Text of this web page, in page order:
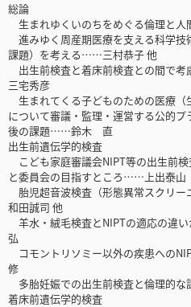
総論
生まれゆくいのちをめぐる倫理と
進みゆく周産期医療を支える科学技
課題）を考える……三村恭子 他
出生前検査と着床前検査との間で
三宅秀彦
生まれてくる子どものための医療（
について審議・監理・運営する公的
後の課題……鈴木 直
出生前遺伝学的検査
こども家庭審議会NIPT等の出生前
と委員会の目指すところ……上出泰山
胎児超音波検査（形態異常スクリ
和田誠司 他
羊水・絨毛検査とNIPTの適応の違
弘
コモントリソミー以外の疾患への
修
多胎妊娠での出生前検査と倫理的
着床前遺伝学的検査